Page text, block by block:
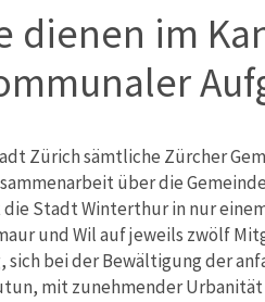
dienen im
Zürich sämtliche Zürcher
über die
Stadt Winterthur in nur
und Wil auf jeweils zwölf
bei der Bewältigung der
mit zunehmender